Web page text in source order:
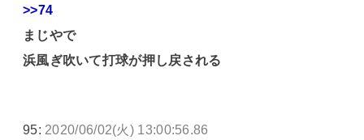
>>74
まじやで
浜風ぎ吹いて打球が押し戻される
95: 2020/06/02(火) 13:00:56.86